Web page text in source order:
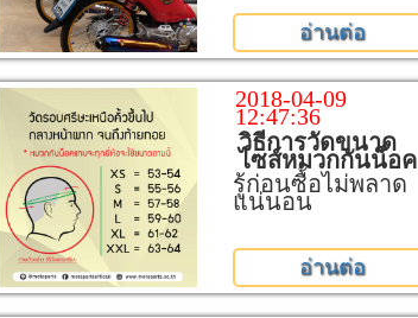
อ่านต่อ
2018-04-09
12:47:36
วิธีการวัดขนาด
ไซส์หมวกกันน็อค
รู้ก่อนซื้อไม่พลาด
แน่นอน
อ่านต่อ